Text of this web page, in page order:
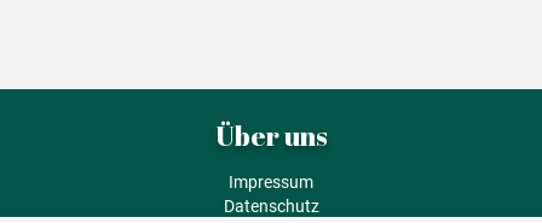
Über uns
Impressum
Datenschutz